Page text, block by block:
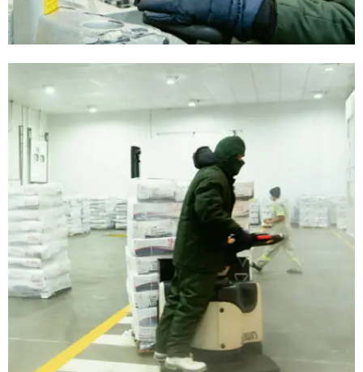
Armazéns Frigorificados
Armazéns Frigorificados